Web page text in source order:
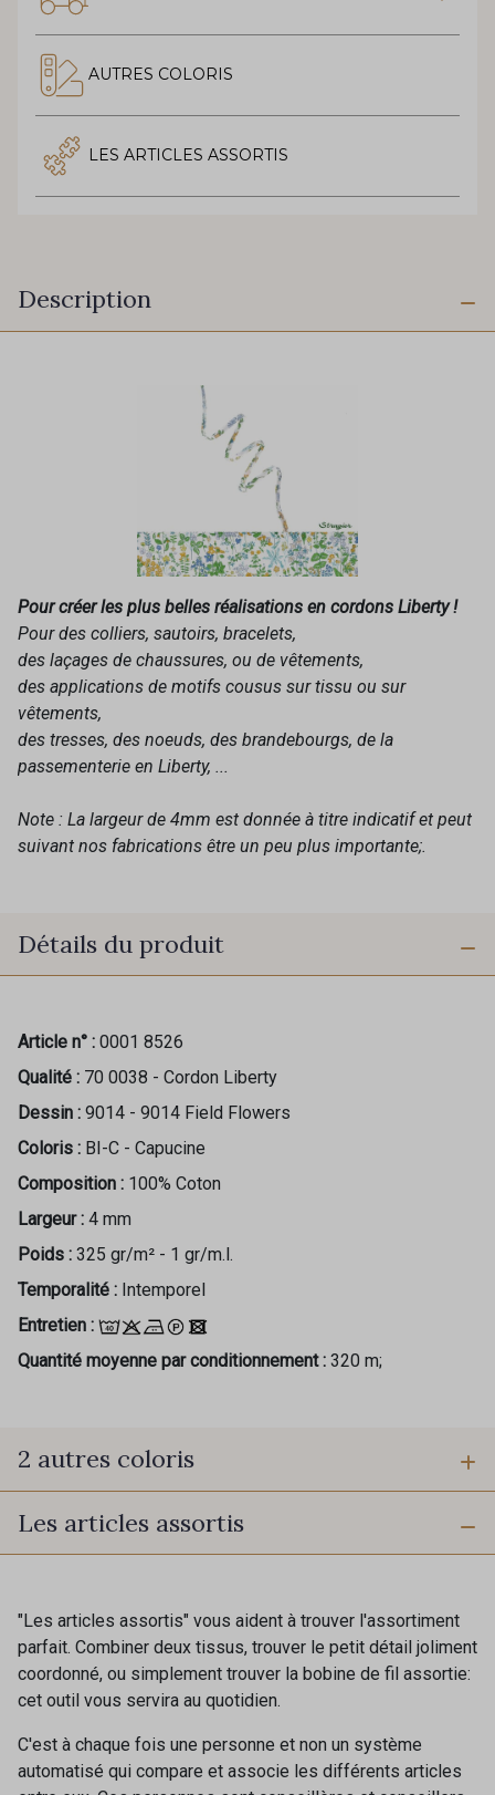
AUTRES COLORIS
LES ARTICLES ASSORTIS
Description
Pour créer les plus belles réalisations en cordons Liberty !
Pour des colliers, sautoirs, bracelets,
des laçages de chaussures, ou de vêtements,
des applications de motifs cousus sur tissu ou sur
vêtements,
des tresses, des noeuds, des brandebourgs, de la
passementerie en Liberty, ...
Note : La largeur de 4mm est donnée à titre indicatif et peut
suivant nos fabrications être un peu plus importante;.
Détails du produit
Article n° : 0001 8526
Qualité : 70 0038 - Cordon Liberty
Dessin : 9014 - 9014 Field Flowers
Coloris : BI-C - Capucine
Composition : 100% Coton
Largeur : 4 mm
Poids : 325 gr/m² - 1 gr/m.l.
Temporalité : Intemporel
Entretien :
Quantité moyenne par conditionnement : 320 m;
2 autres coloris
PROMO
BI-B - Grenade
Les articles assortis
"Les articles assortis" vous aident à trouver l'assortiment
parfait. Combiner deux tissus, trouver le petit détail joliment
coordonné, ou simplement trouver la bobine de fil assortie:
cet outil vous servira au quotidien.
C'est à chaque fois une personne et non un système
automatisé qui compare et associe les différents articles